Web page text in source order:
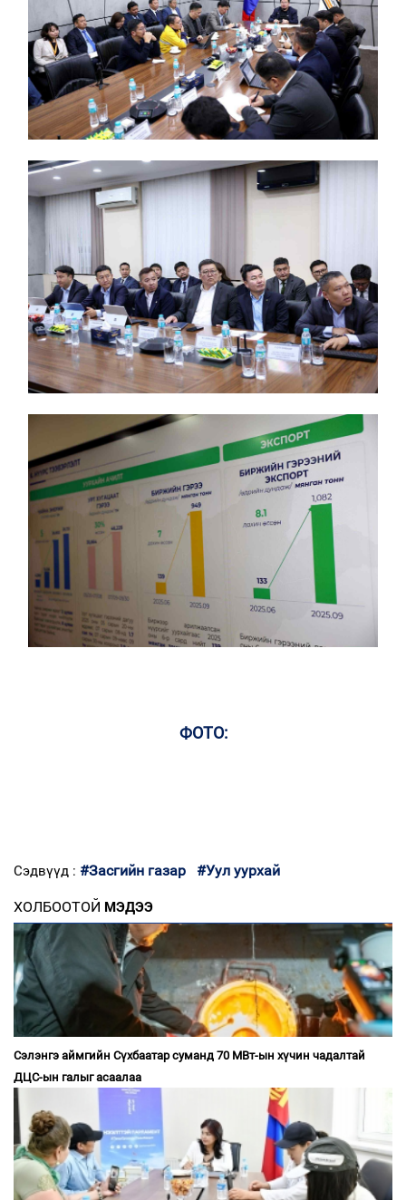
ФОТО:
Сэдвүүд : #Засгийн газар #Уул уурхай
ХОЛБООТОЙ МЭДЭЭ
Сэлэнгэ аймгийн Сүхбаатар суманд 70 МВт-ын хүчин чадалтай
ДЦС-ын галыг асаалаа